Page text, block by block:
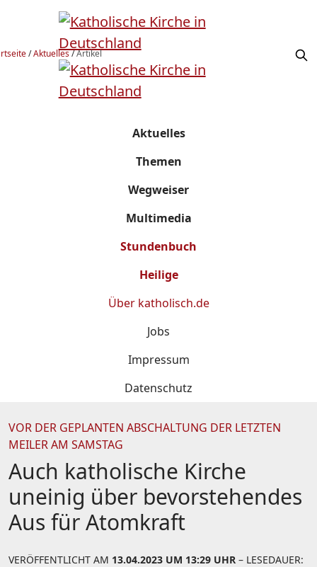
/Aktuelles/Artikel
Aktuelles
Themen
Wegweiser
Multimedia
Stundenbuch
Heilige
Über katholisch.de
Jobs
Impressum
Datenschutz
VOR DER GEPLANTEN ABSCHALTUNG DER LETZTEN
MEILER AM SAMSTAG
Auch katholische Kirche
uneinig über bevorstehendes
Aus für Atomkraft
VERÖFFENTLICHT AM 13.04.2023 UM 13:29 UHR – LESEDAUER: